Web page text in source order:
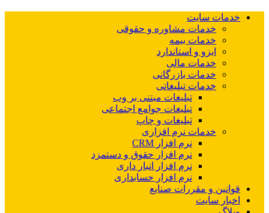
خدمات سایت
خدمات مشاوره و حقوقی
خدمات بیمه
ایزو و استاندارد
خدمات مالی
خدمات بازرگانی
خدمات تبلیغاتی
تبلیغات مبتنی بر وب
تبلیغات جوامع اجتماعی
تبلیغات و چاپ
خدمات نرم افزاری
نرم افزار CRM
نرم افزار حقوق و دستمزد
نرم افزار انبار داری
نرم افزار حسابداری
قوانین و مقررات صنایع
اخبار سایت